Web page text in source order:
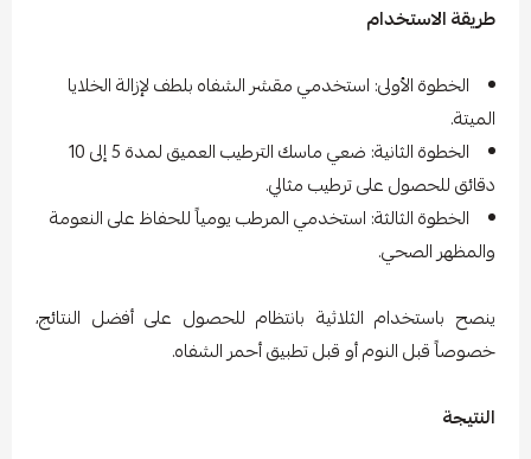
طريقة الاستخدام
الخطوة الأولى: استخدمي مقشر الشفاه بلطف لإزالة الخلايا
الميتة.
الخطوة الثانية: ضعي ماسك الترطيب العميق لمدة 5 إلى 10
دقائق للحصول على ترطيب مثالي.
الخطوة الثالثة: استخدمي المرطب يومياً للحفاظ على النعومة
والمظهر الصحي.
ينصح باستخدام الثلاثية بانتظام للحصول على أفضل النتائج،
خصوصاً قبل النوم أو قبل تطبيق أحمر الشفاه.
النتيجة